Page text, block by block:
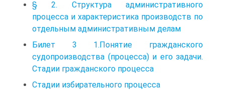
§ 2. Структура административного
процесса и характеристика производств по
отдельным административным делам
Билет 3 1.Понятие гражданского
судопроизводства (процесса) и его задачи.
Стадии гражданского процесса
Стадии избирательного процесса